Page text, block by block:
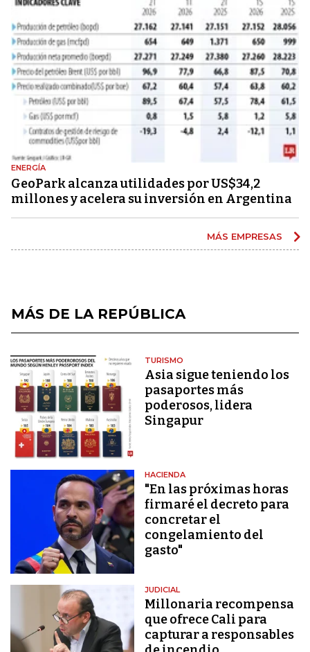
ENERGÍA
GeoPark alcanza utilidades por US$34,2
millones y acelera su inversión en Argentina
MÁS EMPRESAS
MÁS DE LA REPÚBLICA
TURISMO
Asia sigue teniendo los
pasaportes más
poderosos, lidera
Singapur
HACIENDA
"En las próximas horas
firmaré el decreto para
concretar el
congelamiento del
gasto"
JUDICIAL
Millonaria recompensa
que ofrece Cali para
capturar a responsables